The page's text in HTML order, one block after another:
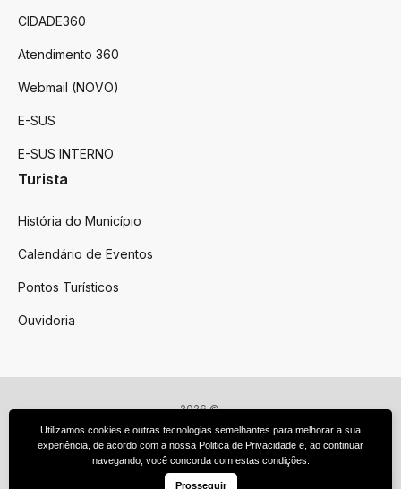
CIDADE360
Atendimento 360
Webmail (NOVO)
E-SUS
E-SUS INTERNO
Turista
História do Município
Calendário de Eventos
Pontos Turísticos
Ouvidoria
2026 ©
Todos os direitos reservados.
Feito por upside.rs
Utilizamos cookies e outras tecnologias semelhantes para melhorar a sua
experiência, de acordo com a nossa Politica de Privacidade e, ao continuar
navegando, você concorda com estas condições.
Prosseguir